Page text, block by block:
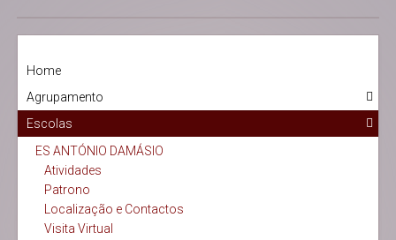
Home
Agrupamento
Escolas
ES ANTÓNIO DAMÁSIO
Atividades
Patrono
Localização e Contactos
Visita Virtual